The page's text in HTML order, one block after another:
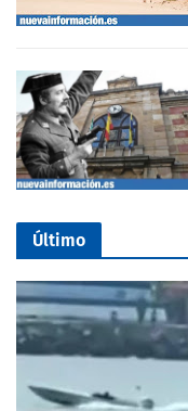
Último